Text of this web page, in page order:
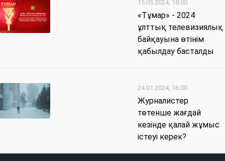
15.05.2024, 18:00
«Тұмар» - 2024
ұлттық телевизиялық
байқауына өтінім
қабылдау басталды
24.01.2024, 16:00
Журналистер
төтенше жағдай
кезінде қалай жұмыс
істеуі керек?